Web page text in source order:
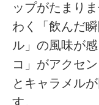
ップがたまり
わく「飲んだ
ル」の風味が
コ」がアクセ
とキャラメル
す。